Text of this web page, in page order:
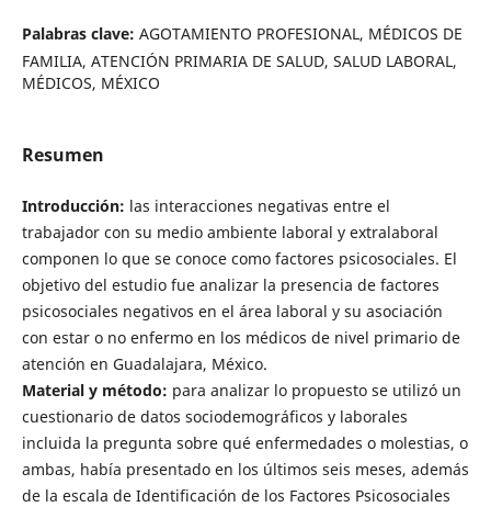
Palabras clave: AGOTAMIENTO PROFESIONAL, MÉDICOS DE
FAMILIA, ATENCIÓN PRIMARIA DE SALUD, SALUD LABORAL,
MÉDICOS, MÉXICO
Resumen
Introducción: las interacciones negativas entre el
trabajador con su medio ambiente laboral y extralaboral
componen lo que se conoce como factores psicosociales. El
objetivo del estudio fue analizar la presencia de factores
psicosociales negativos en el área laboral y su asociación
con estar o no enfermo en los médicos de nivel primario de
atención en Guadalajara, México.
Material y método: para analizar lo propuesto se utilizó un
cuestionario de datos sociodemográficos y laborales
incluida la pregunta sobre qué enfermedades o molestias, o
ambas, había presentado en los últimos seis meses, además
de la escala de Identificación de los Factores Psicosociales